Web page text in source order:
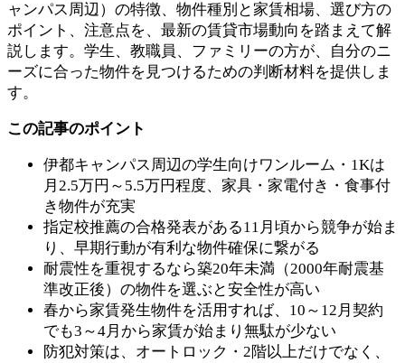
ャンパス周辺）の特徴、物件種別と家賃相場、選び方の
ポイント、注意点を、最新の賃貸市場動向を踏まえて解
説します。学生、教職員、ファミリーの方が、自分のニ
ーズに合った物件を見つけるための判断材料を提供しま
す。
この記事のポイント
伊都キャンパス周辺の学生向けワンルーム・1Kは
月2.5万円～5.5万円程度、家具・家電付き・食事付
き物件が充実
指定校推薦の合格発表がある11月頃から競争が始ま
り、早期行動が有利な物件確保に繋がる
耐震性を重視するなら築20年未満（2000年耐震基
準改正後）の物件を選ぶと安全性が高い
春から家賃発生物件を活用すれば、10～12月契約
でも3～4月から家賃が始まり無駄が少ない
防犯対策は、オートロック・2階以上だけでなく、